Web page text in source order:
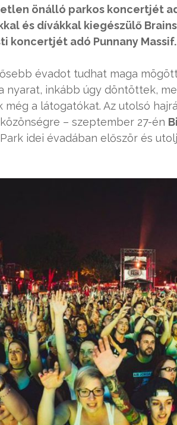
önálló parkos koncertjét
és dívákkal kiegészülő
koncertjét adó Punnany Massif.
évadot tudhat maga
nyarat, inkább úgy döntöttek,
még a látogatókat. Az utolsó
– szeptember 27-én
idei évadában először és